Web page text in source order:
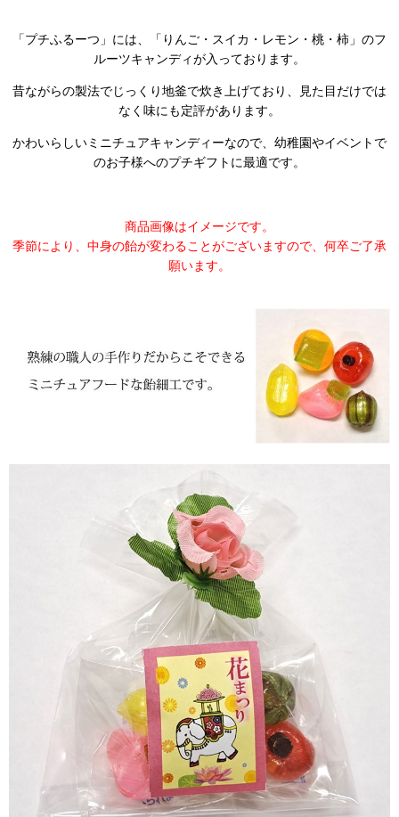
「プチふるーつ」には、「りんご・スイカ・レモン・桃・柿」のフ
ルーツキャンディが入っております。
昔ながらの製法でじっくり地釜で炊き上げており、見た目だけでは
なく味にも定評があります。
かわいらしいミニチュアキャンディーなので、幼稚園やイベントで
のお子様へのプチギフトに最適です。
商品画像はイメージです。
季節により、中身の飴が変わることがございますので、何卒ご了承
願います。